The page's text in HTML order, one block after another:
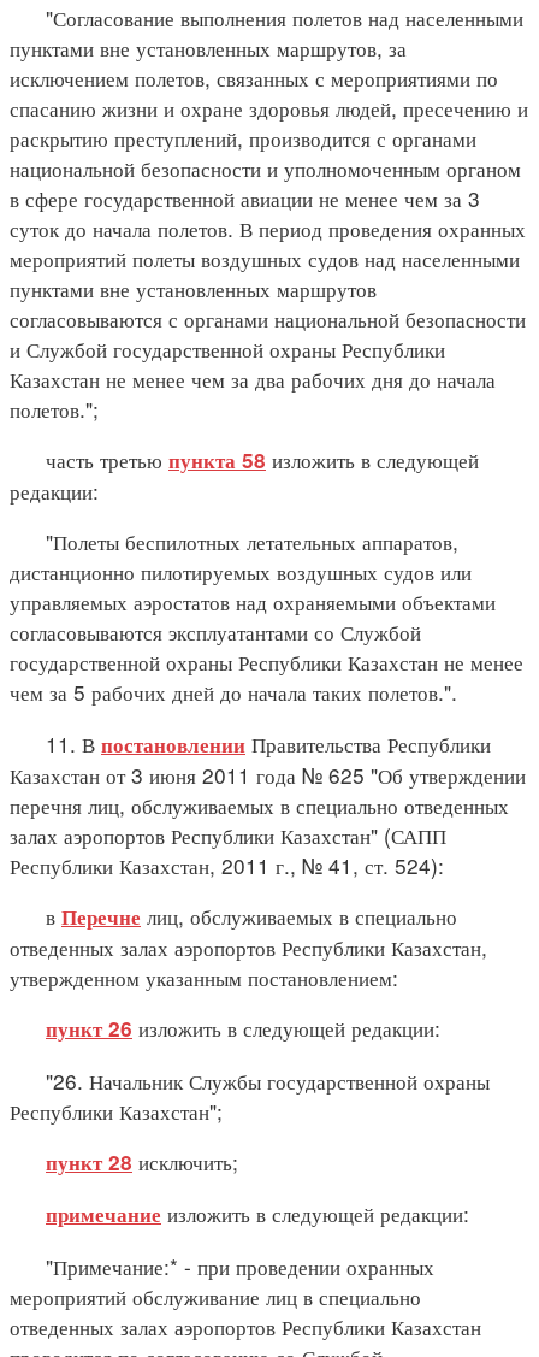
"Согласование выполнения полетов над населенными
пунктами вне установленных маршрутов, за
исключением полетов, связанных с мероприятиями по
спасанию жизни и охране здоровья людей, пресечению и
раскрытию преступлений, производится с органами
национальной безопасности и уполномоченным органом
в сфере государственной авиации не менее чем за 3
суток до начала полетов. В период проведения охранных
мероприятий полеты воздушных судов над населенными
пунктами вне установленных маршрутов
согласовываются с органами национальной безопасности
и Службой государственной охраны Республики
Казахстан не менее чем за два рабочих дня до начала
полетов.";
часть третью пункта 58 изложить в следующей
редакции:
"Полеты беспилотных летательных аппаратов,
дистанционно пилотируемых воздушных судов или
управляемых аэростатов над охраняемыми объектами
согласовываются эксплуатантами со Службой
государственной охраны Республики Казахстан не менее
чем за 5 рабочих дней до начала таких полетов.".
11. В постановлении Правительства Республики
Казахстан от 3 июня 2011 года № 625 "Об утверждении
перечня лиц, обслуживаемых в специально отведенных
залах аэропортов Республики Казахстан" (САПП
Республики Казахстан, 2011 г., № 41, ст. 524):
в Перечне лиц, обслуживаемых в специально
отведенных залах аэропортов Республики Казахстан,
утвержденном указанным постановлением:
пункт 26 изложить в следующей редакции:
"26. Начальник Службы государственной охраны
Республики Казахстан";
пункт 28 исключить;
примечание изложить в следующей редакции:
"Примечание:* - при проведении охранных
мероприятий обслуживание лиц в специально
отведенных залах аэропортов Республики Казахстан